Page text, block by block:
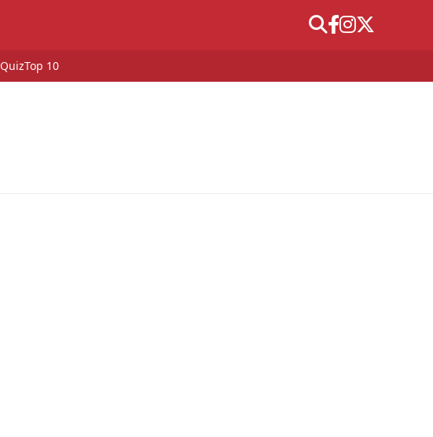
QuizTop 10